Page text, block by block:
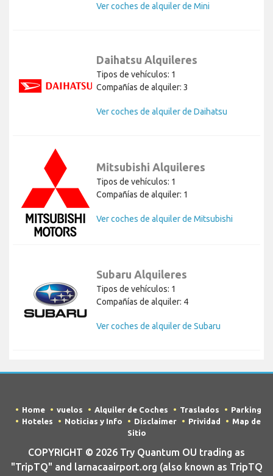
Ver coches de alquiler de Mini
Daihatsu Alquileres
Tipos de vehículos: 1
Compañías de alquiler: 3
Ver coches de alquiler de Daihatsu
Mitsubishi Alquileres
Tipos de vehículos: 1
Compañías de alquiler: 1
Ver coches de alquiler de Mitsubishi
Subaru Alquileres
Tipos de vehículos: 1
Compañías de alquiler: 4
Ver coches de alquiler de Subaru
Home vuelos Alquiler de Coches Traslados
Parking
Hoteles
Noticias y Info Disclaimer Prividad
Map de
Sitio
COPYRIGHT © 2026 Try Quantum OU trading as
"TripTQ" and larnacaairport.org (also known as TripTQ